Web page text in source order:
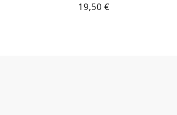
19,50 €